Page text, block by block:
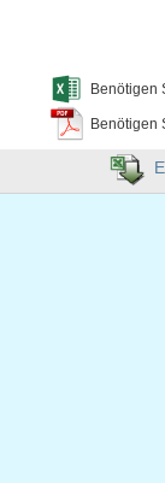
Benötigen
Benötigen